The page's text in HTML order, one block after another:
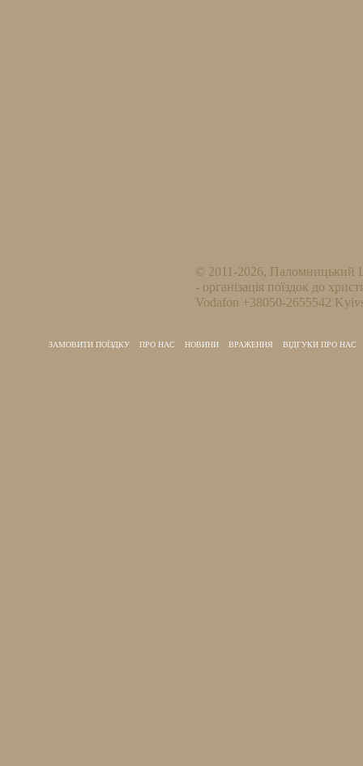
© 2011-2026, Паломницький
- організація поїздок до
Vodafon +38050-2655542
ЗАМОВИТИ ПОЇЗДКУ ПРО НАС НОВИНИ ВРАЖЕННЯ ВІДГУКИ ПРО НАС